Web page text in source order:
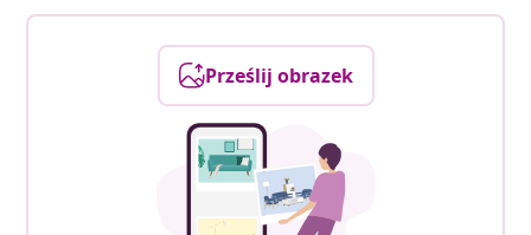
Prześlij obrazek